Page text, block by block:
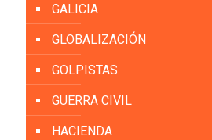
GALICIA
GLOBALIZACIÓN
GOLPISTAS
GUERRA CIVIL
HACIENDA